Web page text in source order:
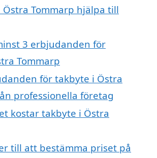
Tommarp hjälpa till
3 erbjudanden för
Tommarp
för takbyte i Östra
professionella företag
kostar takbyte i Östra
till att bestämma priset på